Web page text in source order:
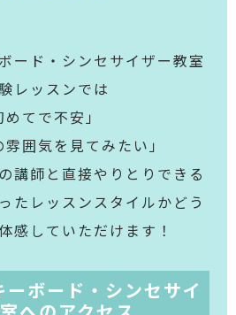
ード・シンセサイザー教室
レッスンでは
めてで不安」
雰囲気を見てみたい」
講師と直接やりとりできる
たレッスンスタイルかどう
感していただけます！
ーボード・シンセサイ